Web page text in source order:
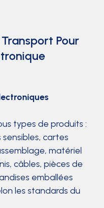
Pour
types de produits :
cartes
matériel
câbles, pièces de
emballées
les standards du